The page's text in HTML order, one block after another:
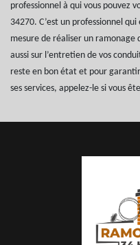
professionnel à qui vous pouvez
34270. C’est un professionnel
mesure de réaliser un ramonage
aussi sur l’entretien de vos
reste en bon état et pour
ses services, appelez-le si vous